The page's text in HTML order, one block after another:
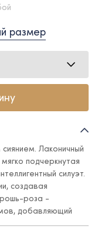
размер
Лаконичный
подчеркнутая
силуэт.
создавая
роза -
добавляющий